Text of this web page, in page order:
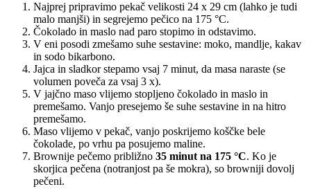
Najprej pripravimo pekač velikosti 24 x 29 cm (lahko je tudi
malo manjši) in segrejemo pečico na 175 °C.
Čokolado in maslo nad paro stopimo in odstavimo.
V eni posodi zmešamo suhe sestavine: moko, mandlje, kakav
in sodo bikarbono.
Jajca in sladkor stepamo vsaj 7 minut, da masa naraste (se
volumen poveča za vsaj 3 x).
V jajčno maso vlijemo stopljeno čokolado in maslo in
premešamo. Vanjo presejemo še suhe sestavine in na hitro
premešamo.
Maso vlijemo v pekač, vanjo poskrijemo koščke bele
čokolade, po vrhu pa posujemo maline.
Brownije pečemo približno 35 minut na 175 °C. Ko je
skorjica pečena (notranjost pa še mokra), so browniji dovolj
pečeni.